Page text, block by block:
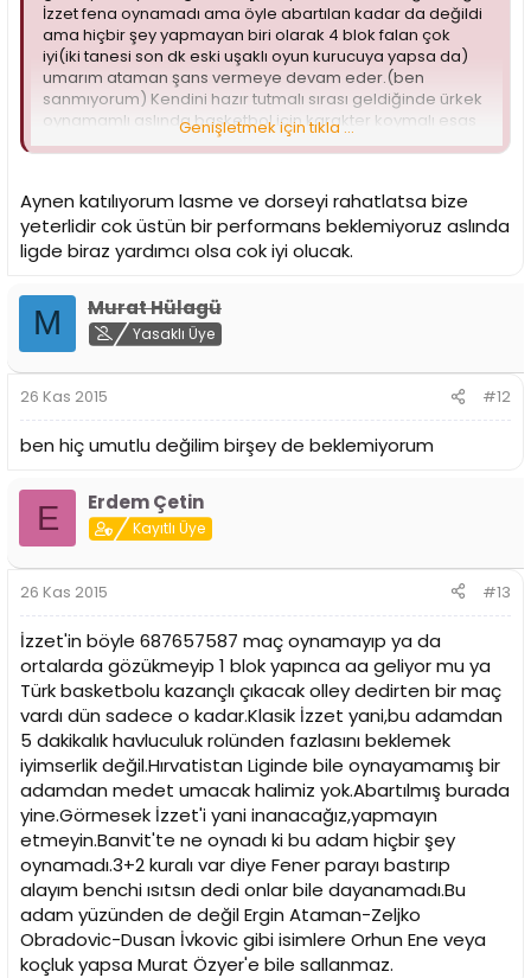
İzzet fena oynamadı ama öyle abartılan kadar da değildi
ama hiçbir şey yapmayan biri olarak 4 blok falan çok
iyi(iki tanesi son dk eski uşaklı oyun kurucuya yapsa da)
umarım ataman şans vermeye devam eder.(ben
sanmıyorum) Kendini hazır tutmalı sırası geldiğinde ürkek
oynamamlı aslında basketbol için karakter koymalı esas
olan oynamayan oyuncular için yapulması gereken
Genişletmek için tıkla ...
Aynen katılıyorum lasme ve dorseyi rahatlatsa bize
yeterlidir cok üstün bir performans beklemiyoruz aslında
ligde biraz yardımcı olsa cok iyi olucak.
M Murat Hülagü
Yasaklı Üye
26 Kas 2015 #12
ben hiç umutlu değilim birşey de beklemiyorum
E Erdem Çetin
Kayıtlı Üye
26 Kas 2015 #13
İzzet'in böyle 687657587 maç oynamayıp ya da
ortalarda gözükmeyip 1 blok yapınca aa geliyor mu ya
Türk basketbolu kazançlı çıkacak olley dedirten bir maç
vardı dün sadece o kadar.Klasik İzzet yani,bu adamdan
5 dakikalık havluculuk rolünden fazlasını beklemek
iyimserlik değil.Hırvatistan Liginde bile oynayamamış bir
adamdan medet umacak halimiz yok.Abartılmış burada
yine.Görmesek İzzet'i yani inanacağız,yapmayın
etmeyin.Banvit'te ne oynadı ki bu adam hiçbir şey
oynamadı.3+2 kuralı var diye Fener parayı bastırıp
alayım benchi ısıtsın dedi onlar bile dayanamadı.Bu
adam yüzünden de değil Ergin Ataman-Zeljko
Obradovic-Dusan İvkovic gibi isimlere Orhun Ene veya
koçluk yapsa Murat Özyer'e bile sallanmaz.